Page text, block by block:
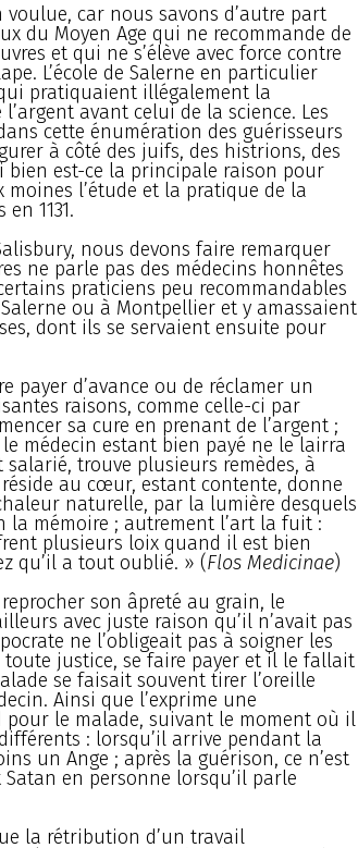
car nous savons d’autre part
du Moyen Age qui ne recommande de
et qui ne s’élève avec force contre
L’école de Salerne en particulier
pratiquaient illégalement la
avant celui de la science. Les
cette énumération des guérisseurs
à côté des juifs, des histrions, des
bien est-ce la principale raison pour
l’étude et la pratique de la
1131.
nous devons faire remarquer
ne parle pas des médecins honnêtes
praticiens peu recommandables
ou à Montpellier et y amassaient
dont ils se servaient ensuite pour
payer d’avance ou de réclamer un
raisons, comme celle-ci par
sa cure en prenant de l’argent ;
médecin estant bien payé ne le lairra
trouve plusieurs remèdes, à
au cœur, estant contente, donne
naturelle, par la lumière desquels
la mémoire ; autrement l’art la fuit :
plusieurs loix quand il est bien
qu’il a tout oublié. » (Flos Medicinae)
son âpreté au grain, le
avec juste raison qu’il n’avait pas
ne l’obligeait pas à soigner les
justice, se faire payer et il le fallait
se faisait souvent tirer l’oreille
Ainsi que l’exprime une
pour le malade, suivant le moment où il
: lorsqu’il arrive pendant la
un Ange ; après la guérison, ce n’est
en personne lorsqu’il parle
la rétribution d’un travail